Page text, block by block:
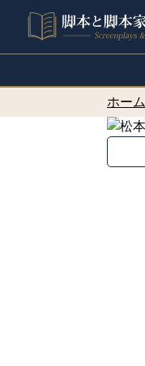
ホーム